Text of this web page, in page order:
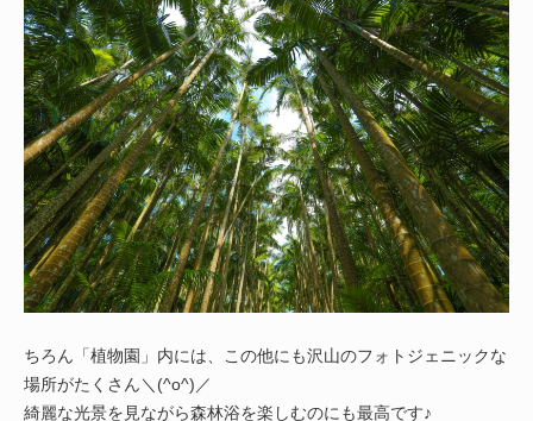
ちろん「植物園」内には、この他にも沢山のフォトジェニックな
場所がたくさん＼(^o^)／
綺麗な光景を見ながら森林浴を楽しむのにも最高です♪